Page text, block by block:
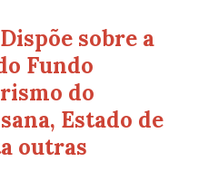
sobre a
Fundo
do
Estado de
outras